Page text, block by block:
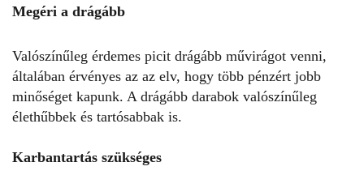
Megéri a drágább
Valószínűleg érdemes picit drágább művirágot venni,
általában érvényes az az elv, hogy több pénzért jobb
minőséget kapunk. A drágább darabok valószínűleg
élethűbbek és tartósabbak is.
Karbantartás szükséges